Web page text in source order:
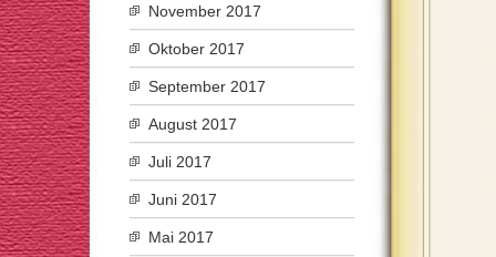
November 2017
Oktober 2017
September 2017
August 2017
Juli 2017
Juni 2017
Mai 2017